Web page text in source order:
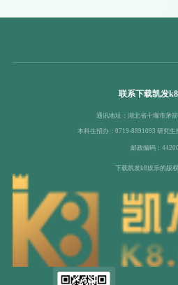
联系下载凯发
通讯地址：湖北省十堰市茅
本科生招办：0719-8891093 研究生
邮政编码：
下载凯发k8娱乐的版权